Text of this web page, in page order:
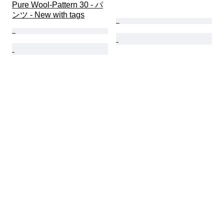
Pure Wool-Pattern 30 - パ
ンツ - New with tags